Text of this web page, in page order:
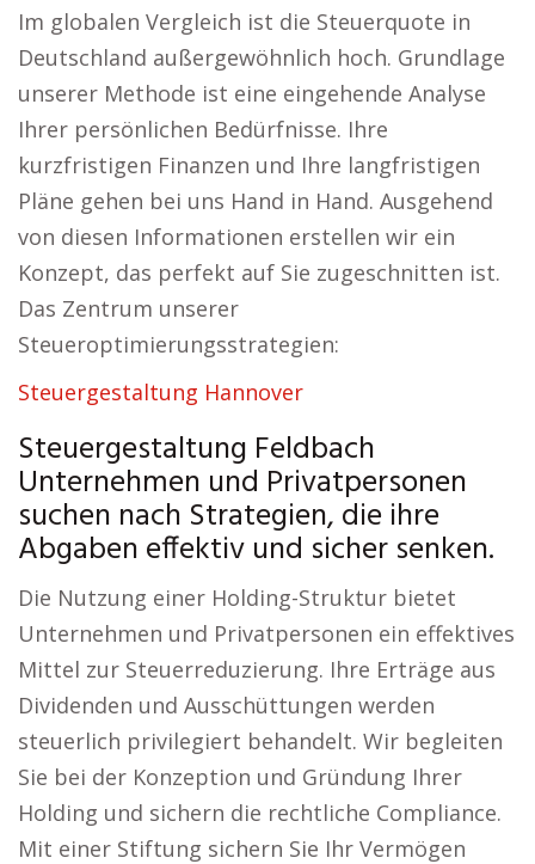
Im globalen Vergleich ist die Steuerquote in
Deutschland außergewöhnlich hoch. Grundlage
unserer Methode ist eine eingehende Analyse
Ihrer persönlichen Bedürfnisse. Ihre
kurzfristigen Finanzen und Ihre langfristigen
Pläne gehen bei uns Hand in Hand. Ausgehend
von diesen Informationen erstellen wir ein
Konzept, das perfekt auf Sie zugeschnitten ist.
Das Zentrum unserer
Steueroptimierungsstrategien:
Steuergestaltung Hannover
Steuergestaltung Feldbach
Unternehmen und Privatpersonen
suchen nach Strategien, die ihre
Abgaben effektiv und sicher senken.
Die Nutzung einer Holding-Struktur bietet
Unternehmen und Privatpersonen ein effektives
Mittel zur Steuerreduzierung. Ihre Erträge aus
Dividenden und Ausschüttungen werden
steuerlich privilegiert behandelt. Wir begleiten
Sie bei der Konzeption und Gründung Ihrer
Holding und sichern die rechtliche Compliance.
Mit einer Stiftung sichern Sie Ihr Vermögen